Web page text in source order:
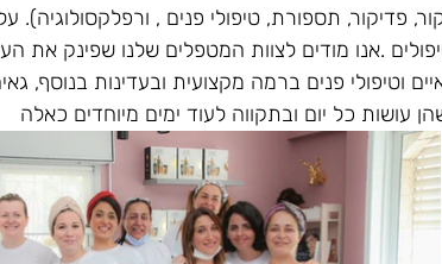
פדיקור, תספורת, טיפולי פנים , ורפלקסולוגיה).
.אנו מודים לצוות המטפלים שלנו שפינק את
וטיפולי פנים ברמה מקצועית ובעדינות בנוסף,
עושות כל יום ובתקווה לעוד ימים מיוחדים כאלה